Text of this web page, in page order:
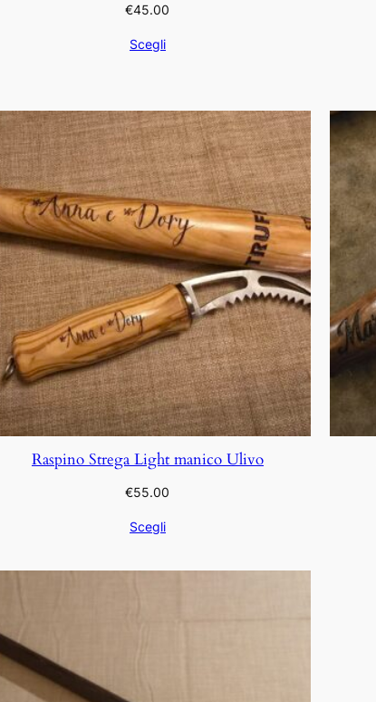
€45.00
Scegli
Raspino Strega Light manico Ulivo
€55.00
Scegli